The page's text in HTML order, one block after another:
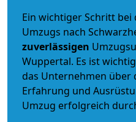
Ein wichtiger Schritt
Umzugs nach
zuverlässigen
Wuppertal. Es ist
das Unternehmen über
Erfahrung und
Umzug erfolgreich